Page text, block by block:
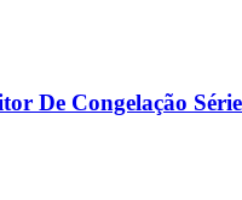
De Congelação